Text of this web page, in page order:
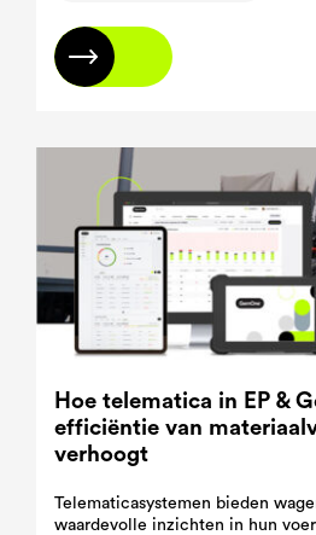
Lees meer
Hoe telematica in EP &
efficiëntie van
verhoogt
Telematicasystemen bieden
waardevolle inzichten in hun